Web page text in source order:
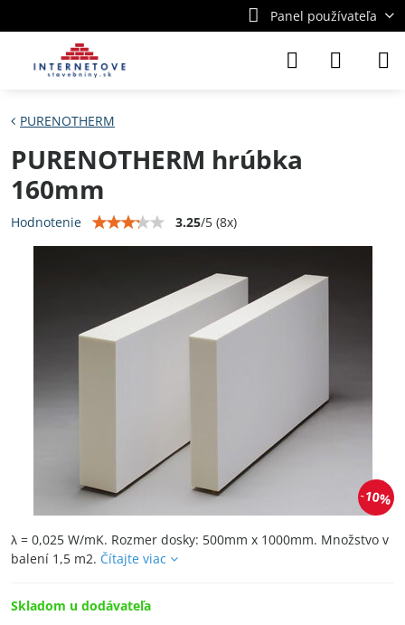
Panel používateľa
10%
PURENOTHERM
PURENOTHERM hrúbka
160mm
Hodnotenie 3.25/5 (8x)
λ = 0,025 W/mK. Rozmer dosky: 500mm x 1000mm. Množstvo v
balení 1,5 m2. Čítajte viac
Skladom u dodávateľa